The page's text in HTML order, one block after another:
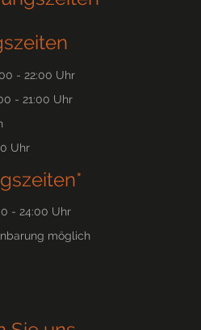
- 22:00 Uhr
21:00 Uhr
Uhr
- 24:00 Uhr
möglich